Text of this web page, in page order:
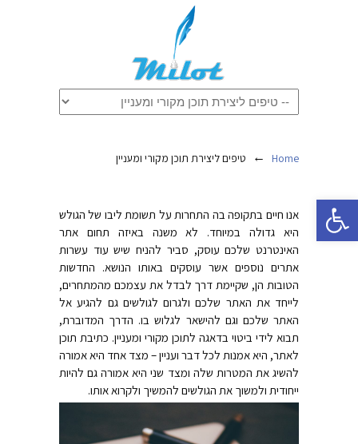
פתח סרגל נגישות
Home
← טיפים ליצירת תוכן מקורי ומעניין
אנו חיים בתקופה בה התחרות על תשומת ליבו של הגולש
היא גדולה במיוחד. לא משנה באיזה תחום אתר
האינטרנט שלכם עוסק, סביר להניח שיש עוד עשרות
אתרים נוספים אשר עוסקים באותו הנושא. החדשות
הטובות הן, שקיימת דרך לבדל את עצמכם מהמתחרים,
לייחד את האתר שלכם ולגרום לגולשים גם להגיע אל
האתר שלכם וגם להישאר לגלוש בו. הדרך המדוברת,
תבוא לידי ביטוי בדאגה לתוכן מקורי ומעניין. כתיבת תוכן
לאתר, היא אמנות לכל דבר ועניין – מצד אחד היא אמורה
להשיג את המטרות שלה ומצד שני היא אמורה גם להיות
ייחודית ולמשוך את הגולשים להמשיך ולקרוא אותו.